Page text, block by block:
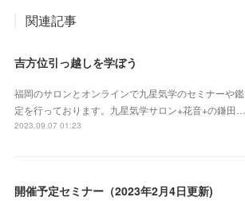
関連記事
吉方位引っ越しを学ぼう
福岡のサロンとオンラインで九星気学のセミナーや鑑
定を行っております。九星気学サロン+花音+の鎌田…
2023.09.07 01:23
開催予定セミナー（2023年2月4日更新)